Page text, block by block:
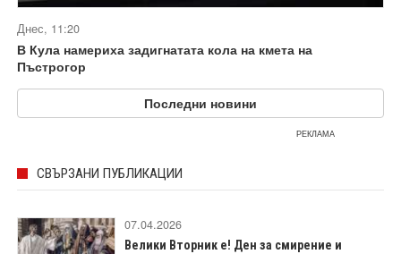
Днес, 11:20
В Кула намериха задигнатата кола на кмета на
Пъстрогор
Последни новини
РЕКЛАМА
СВЪРЗАНИ ПУБЛИКАЦИИ
07.04.2026
Велики Вторник е! Ден за смирение и